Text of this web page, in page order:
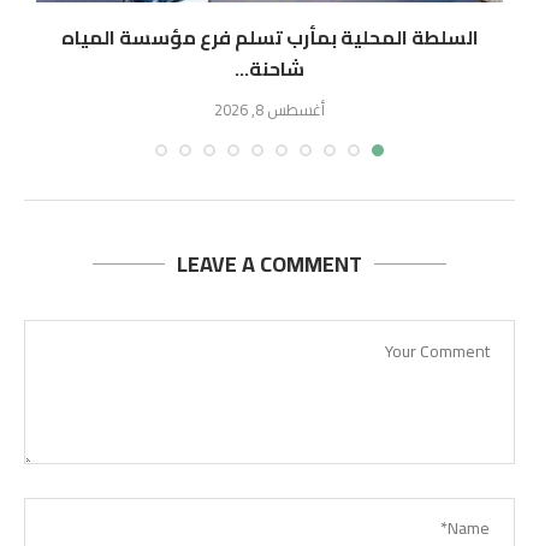
السلطة المحلية بمأرب تسلم فرع مؤسسة المياه
شاحنة...
أغسطس 8, 2026
LEAVE A COMMENT